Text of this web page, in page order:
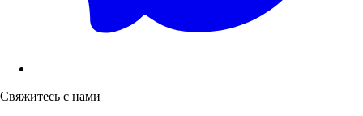
Свяжитесь с нами